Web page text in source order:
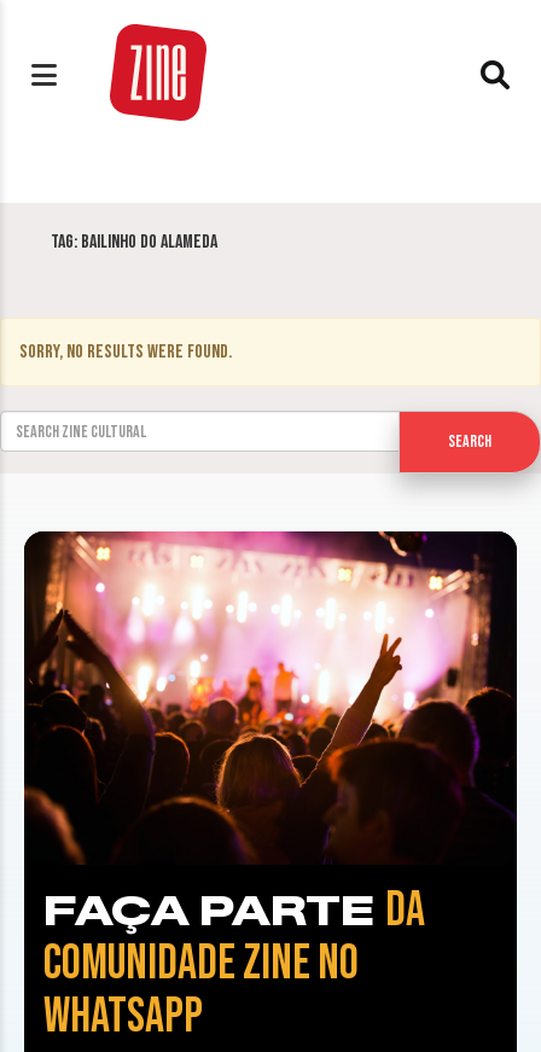
Tag: Bailinho do Alameda
Sorry, no results were found.
Search for:
Search
FAÇA PARTE DA
COMUNIDADE ZINE NO
WHATSAPP